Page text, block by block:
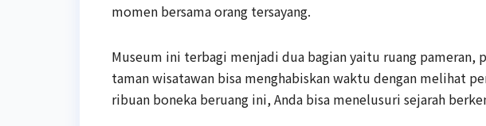
momen bersama orang tersayang.
Museum ini terbagi menjadi dua bagian yaitu ruang pameran,
taman wisatawan bisa menghabiskan waktu dengan melihat
ribuan boneka beruang ini, Anda bisa menelusuri sejarah